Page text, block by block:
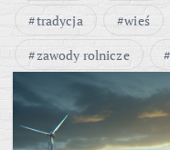
tradycja
wieś
zawody rolnicze